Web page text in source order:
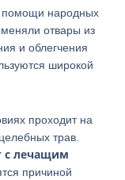
помощи народных
отвары из
и облегчения
широкой
проходит на
трав.
с лечащим
причиной